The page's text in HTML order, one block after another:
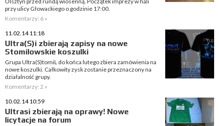
przy ulicy Głowackiego o godzinie 17:00.
Komentarzy: 6 »
11.02.14 11:18
Ultra(S)i zbierają zapisy na nowe
Stomilowskie koszulki
Grupa Ultra(S)tomiL do końca lutego zbiera zamówienia na
nowe koszulki. Całkowity zysk zostanie przeznaczony na
działalność grupy.
Komentarzy: 2 »
10.02.14 10:59
Ultrasi zbierają na oprawy! Nowe
licytacje na forum